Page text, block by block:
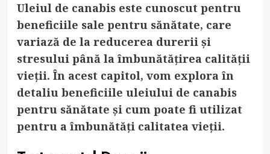
Uleiul de canabis este cunoscut pentru
beneficiile sale pentru sănătate, care
variază de la reducerea durerii și
stresului până la îmbunătățirea calității
vieții. În acest capitol, vom explora în
detaliu beneficiile uleiului de canabis
pentru sănătate și cum poate fi utilizat
pentru a îmbunătăți calitatea vieții.